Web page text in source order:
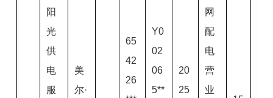
阳
光
供
电
服
美
尔·
65
42
26
Y0
02
06
5**
20
25
网
配
电
营
业